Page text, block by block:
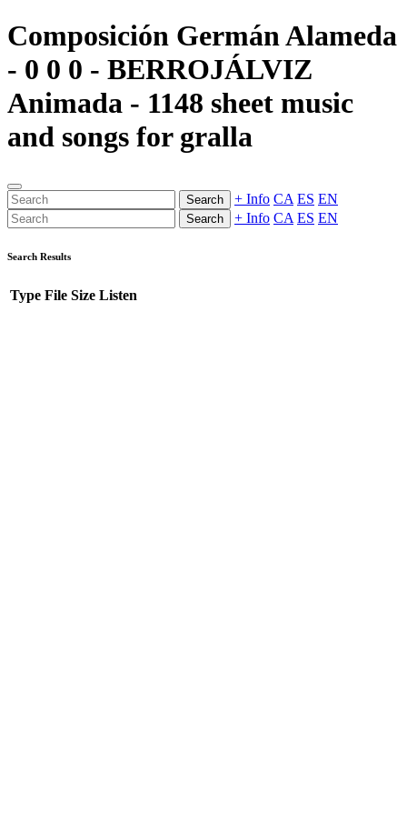
Composición Germán Alameda
- 0 0 0 - BERROJÁLVIZ
Animada - 1148 sheet music
and songs for gralla
Search + Info CA ES EN
Search + Info CA ES EN
Search Results
Type File Size Listen